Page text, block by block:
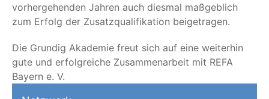
vorhergehenden Jahren auch diesmal maßgeblich
zum Erfolg der Zusatzqualifikation beigetragen.
Die Grundig Akademie freut sich auf eine weiterhin
gute und erfolgreiche Zusammenarbeit mit REFA
Bayern e. V.